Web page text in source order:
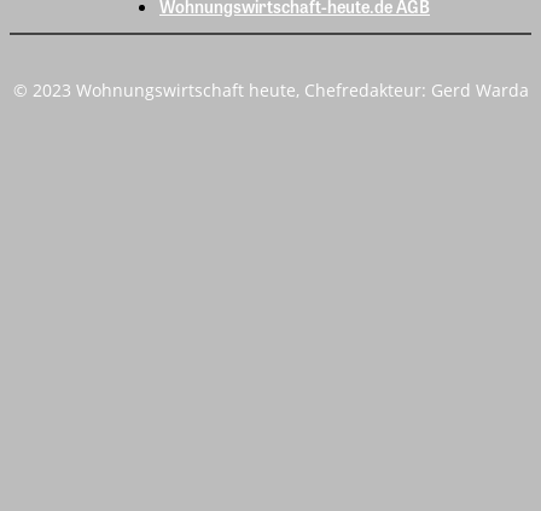
Wohnungswirtschaft-heute.de AGB
© 2023 Wohnungswirtschaft heute, Chefredakteur: Gerd Warda